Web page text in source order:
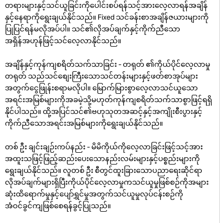
တရားများနှင့်သင်ယူခြင်းကိုပေါင်းစပ်ရန်သင့်အားလေ့လာရန်အချိန်
နှင့်နေရာကိုရွေးချယ်နိုင်သည်။ Fixed သင်ခန်းစာအချိန်ဇယားများကို
ပြုပြင်ရန်မလိုအပ်ပါ။ သင်၏လိုအပ်ချက်နှင့်ကိုက်ညီသော
အရှိန်အဟုန်ဖြင့်သင်လေ့လာနိုင်သည်။
အချိန်နှင့်ကုန်ကျစရိတ်သက်သာခြင်း - တရုတ် ၏ကိုယ်ပိုင်လေ့လာမှု
တရုတ် သည်သင်စျေးကြီးသောသင်တန်းများနှင့်ဖတ်စာအုပ်များ
အတွက်ငွေဖြုန်းစရာမလိုပါ။ မြောက်မြားစွာလေ့လာသင်ယူသော
အရင်းအမြစ်များကိုအခမဲ့သို့မဟုတ်ကုန်ကျစရိတ်သက်သာစွာဖြင့်ရရှိ
နိုင်ပါသည်။ ထို့အပြင်သင်၏ဗဟုသုတအဆင့်နှင့်အကျိုးစီးပွားနှင့်
ကိုက်ညီသောအရင်းအမြစ်များကိုရွေးချယ်နိုင်သည်။
တစ် ဦး ချင်းချဉ်းကပ်နည်း - မိမိကိုယ်ကိုလေ့လာခြင်းဖြင့်သင့်အား
အထူးသဖြင့်ဖြည့်ဆည်းပေးသောနည်းလမ်းများနှင့်ပစ္စည်းများကို
ရွေးချယ်နိုင်သည်။ လူတစ် ဦး စီတွင်ထူးခြားသောပညာရေးဆိုင်ရာ
လိုအပ်ချက်များရှိပြီးကိုယ်ပိုင်လေ့လာမှုကသင်ယူမှုဖြစ်စဉ်ကိုအများ
ဆုံးထိရောက်မှုနှင့်ပျော်ရွှင်မှုအတွက်သင်ယူမှုလုပ်ငန်းစဉ်ကို
အံဝင်ခွင်ကျဖြစ်စေရန်ခွင့်ပြုသည်။